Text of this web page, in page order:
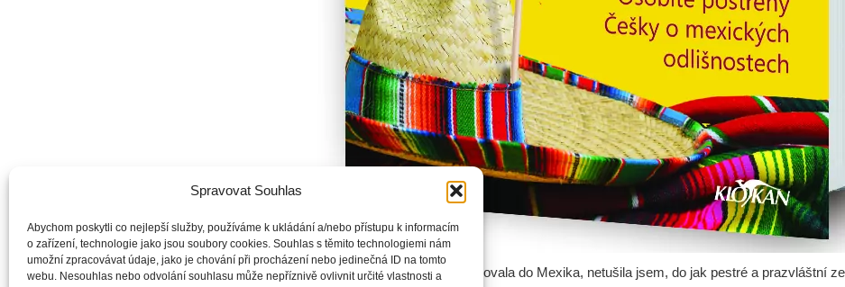
Spravovat Souhlas
Abychom poskytli co nejlepší služby, používáme k ukládání a/nebo přístupu k informacím
o zařízení, technologie jako jsou soubory cookies. Souhlas s těmito technologiemi nám
umožní zpracovávat údaje, jako je chování při procházení nebo jedinečná ID na tomto
webu. Nesouhlas nebo odvolání souhlasu může nepříznivě ovlivnit určité vlastnosti aKdyž jsem se před patnácti lety přistěhovala do Mexika, netušila jsem, do jak pestré a prazvláštní